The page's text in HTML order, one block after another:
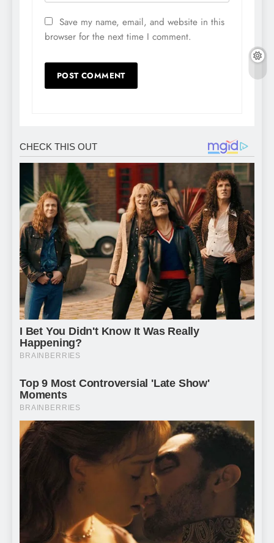
Save my name, email, and website in this
browser for the next time I comment.